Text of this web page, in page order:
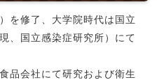
を修了、大学院時代は国立
、国立感染症研究所）にて
品会社にて研究および衛生